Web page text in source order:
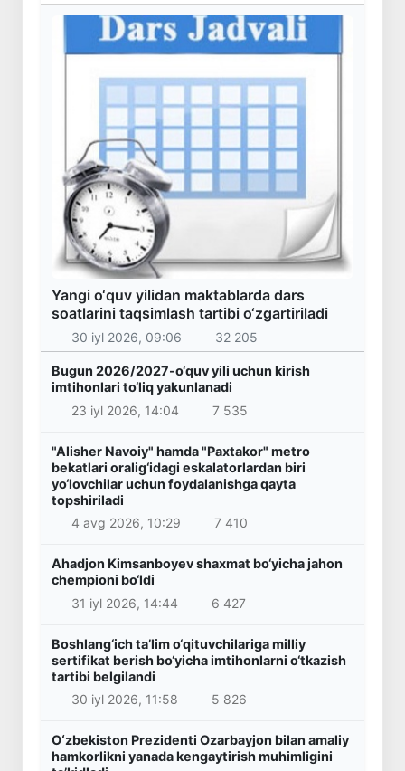
Yangi o‘quv yilidan maktablarda dars
soatlarini taqsimlash tartibi o‘zgartiriladi
30 iyl 2026, 09:06 32 205
Bugun 2026/2027-o‘quv yili uchun kirish
imtihonlari to‘liq yakunlanadi
23 iyl 2026, 14:04
7 535
"Alisher Navoiy" hamda "Paxtakor" metro
bekatlari oralig‘idagi eskalatorlardan biri
yo‘lovchilar uchun foydalanishga qayta
topshiriladi
4 avg 2026, 10:29
7 410
Ahadjon Kimsanboyev shaxmat bo‘yicha jahon
chempioni bo‘ldi
31 iyl 2026, 14:44
6 427
Boshlang‘ich ta’lim o‘qituvchilariga milliy
sertifikat berish bo‘yicha imtihonlarni o‘tkazish
tartibi belgilandi
30 iyl 2026, 11:58
5 826
Oʻzbekiston Prezidenti Ozarbayjon bilan amaliy
hamkorlikni yanada kengaytirish muhimligini